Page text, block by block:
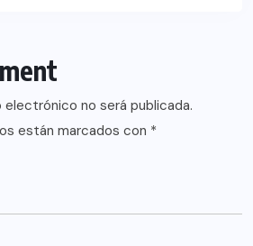
no será publicada.
están marcados con *